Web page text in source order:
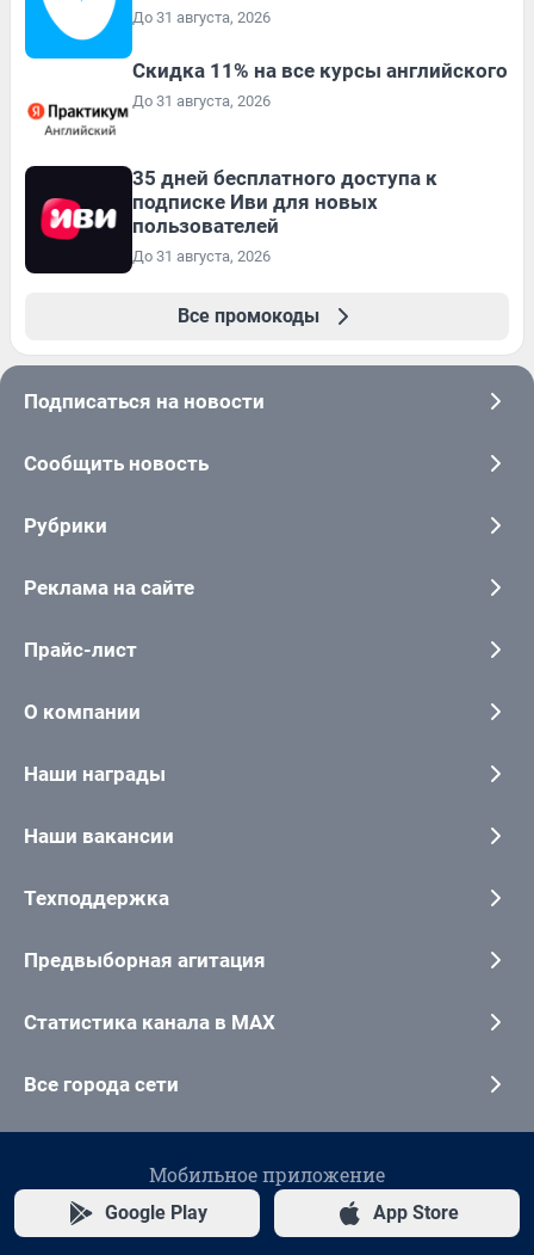
До 31 августа, 2026
Скидка 11% на все курсы английского
До 31 августа, 2026
35 дней бесплатного доступа к
подписке Иви для новых
пользователей
До 31 августа, 2026
Все промокоды
Подписаться на новости
Сообщить новость
Рубрики
Реклама на сайте
Прайс-лист
О компании
Наши награды
Наши вакансии
Техподдержка
Предвыборная агитация
Статистика канала в MAX
Все города сети
Мобильное приложение
Google Play App Store